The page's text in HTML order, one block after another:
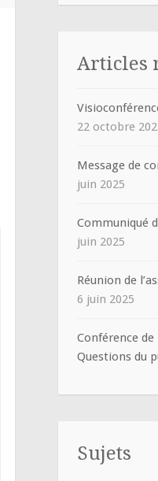
Articles
22 octobre
Message de
juin 2025
Communiqué
juin 2025
Réunion de
6 juin 2025
Conférence de
Questions du
Sujets